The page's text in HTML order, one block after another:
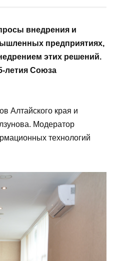
внедрения и
предприятиях,
этих решений.
летия Союза
Алтайского края и
Модератор
технологий